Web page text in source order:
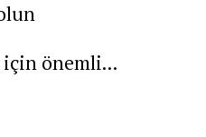
önemli...